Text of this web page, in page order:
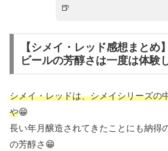
🍺
【シメイ・レッド感想まとめ
ビールの芳醇さは一度は体験
シメイ・レッドは、シメイシリーズの
や😁
長い年月醸造されてきたことにも納得
の芳醇さ😁